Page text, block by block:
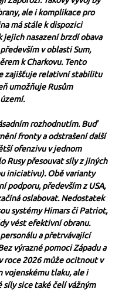
ale i komplikace pro
má stále k dispozici
nasazení brzdí obava
v oblasti Sum,
k Charkovu. Tento
zajišťuje relativní stabilitu
umožňuje Rusům
rozhodnutím. Buď
fronty a odstrašení další
ofenzivu v jednom
Rusy přesouvat síly z jiných
iniciativu). Obě varianty
podporu, především z USA,
oslabovat. Nedostatek
systémy Himars či Patriot,
vést efektivní obranu.
a přetrvávající
výrazné pomoci Západu a
roce 2026 může ocitnout v
vojenskému tlaku, ale i
síly sice také čelí vážným